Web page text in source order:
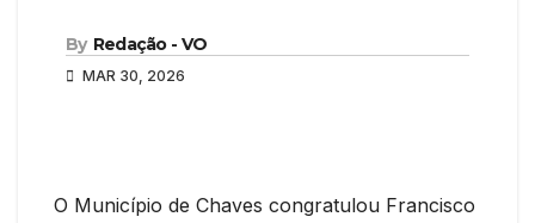
By Redação - VO
MAR 30, 2026
O Município de Chaves congratulou Francisco